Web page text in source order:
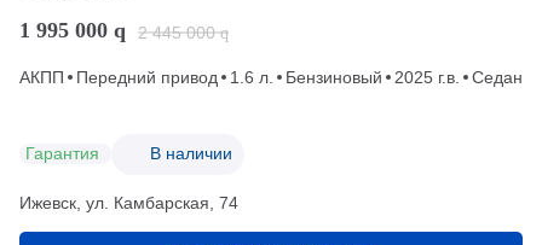
1 995 000 q 2 445 000 q
АКПП Передний привод 1.6 л. Бензиновый 2025 г.в. Седан
Гарантия В наличии
Ижевск, ул. Камбарская, 74